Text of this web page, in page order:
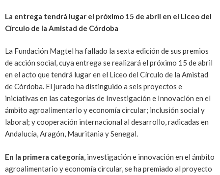
La entrega tendrá lugar el próximo 15 de abril en el Liceo del
Círculo de la Amistad de Córdoba
La Fundación Magtel ha fallado la sexta edición de sus premios
de acción social, cuya entrega se realizará el próximo 15 de abril
en el acto que tendrá lugar en el Liceo del Círculo de la Amistad
de Córdoba. El jurado ha distinguido a seis proyectos e
iniciativas en las categorías de Investigación e Innovación en el
ámbito agroalimentario y economía circular; inclusión social y
laboral; y cooperación internacional al desarrollo, radicadas en
Andalucía, Aragón, Mauritania y Senegal.
En la primera categoría, investigación e innovación en el ámbito
agroalimentario y economía circular, se ha premiado al proyecto